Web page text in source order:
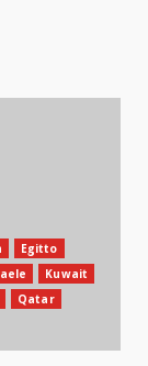
Egitto
Kuwait
Qatar